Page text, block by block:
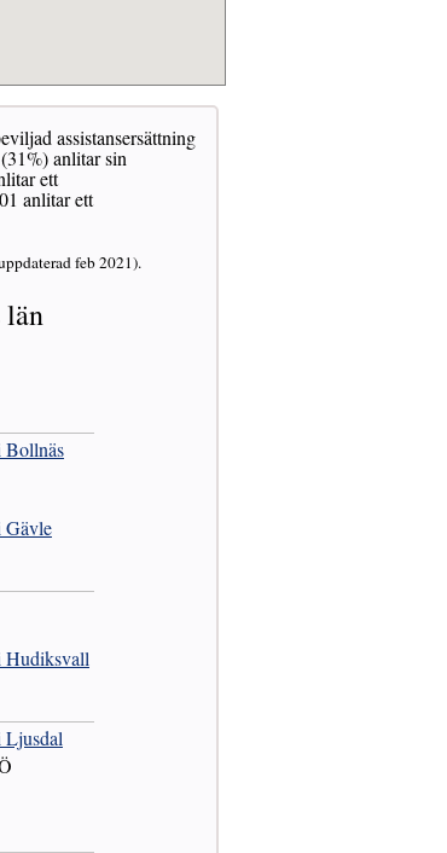
assistansersättning
anlitar sin
ett
anlitar ett
feb 2021).
län
Bollnäs
Gävle
Hudiksvall
Ljusdal